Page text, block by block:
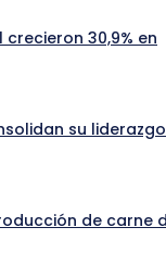
30,9% en
su
de carne